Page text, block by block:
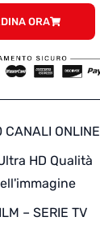
ORA
ONLINE
HD Qualità
– SERIE TV